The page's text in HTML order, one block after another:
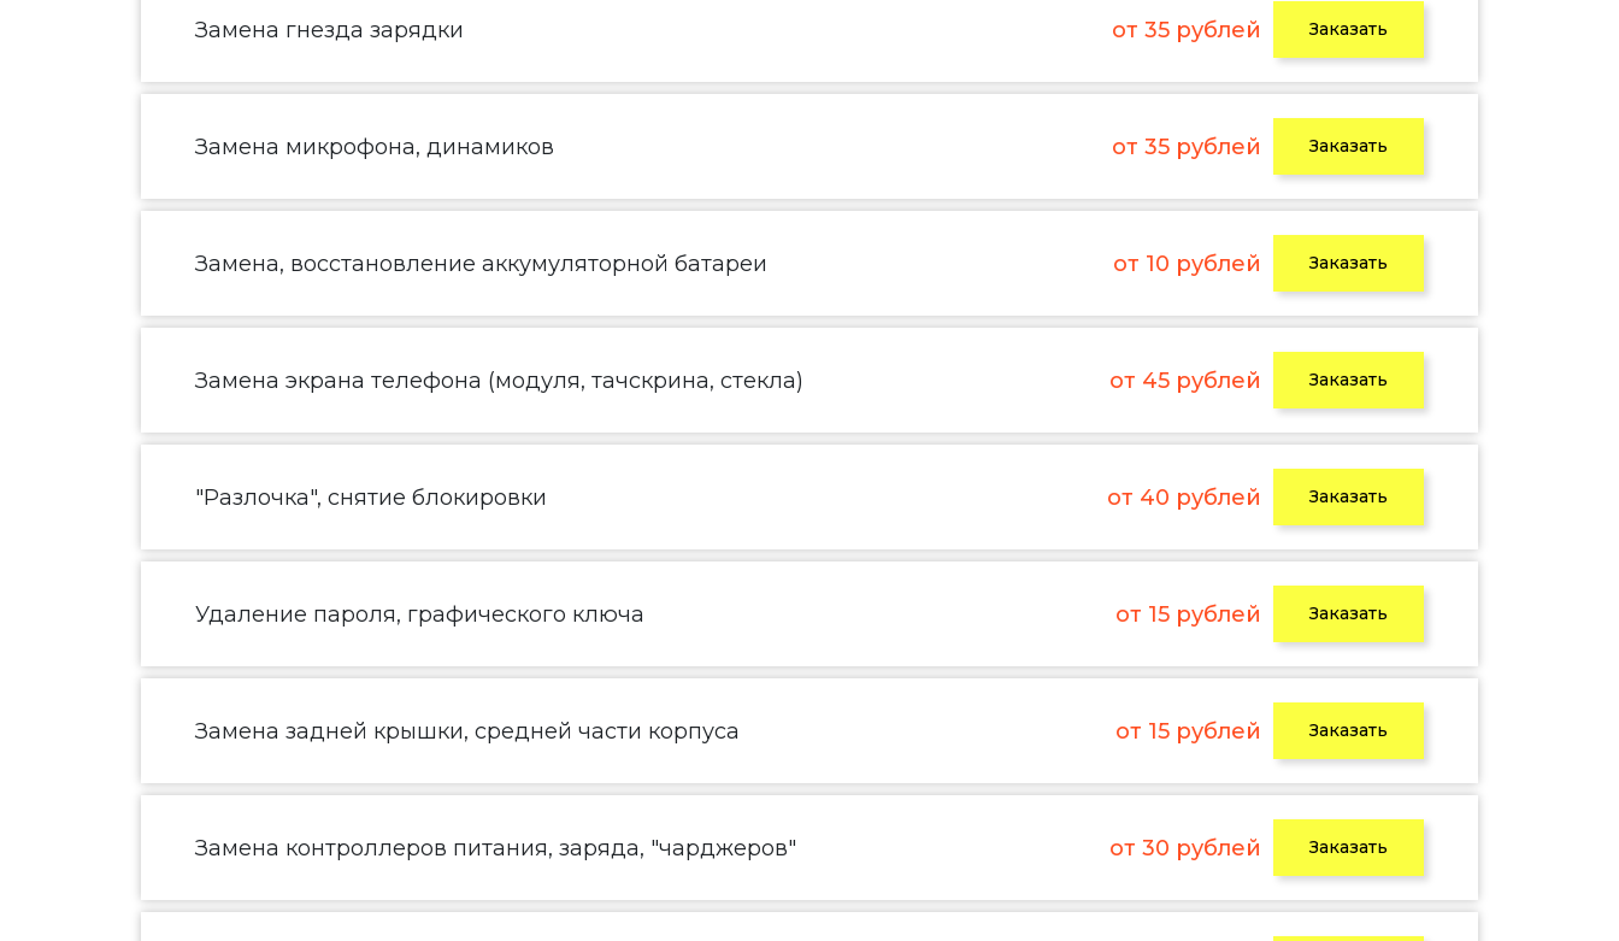
Замена гнезда зарядки от 35 рублей Заказать
Замена микрофона, динамиков от 35 рублей Заказать
Замена, восстановление аккумуляторной батареи от 10 рублей Заказать
Замена экрана телефона (модуля, тачскрина, стекла) от 45 рублей Заказать
"Разлочка", снятие блокировки от 40 рублей Заказать
Удаление пароля, графического ключа от 15 рублей Заказать
Замена задней крышки, средней части корпуса от 15 рублей Заказать
Замена контроллеров питания, заряда, "чарджеров" от 30 рублей Заказать